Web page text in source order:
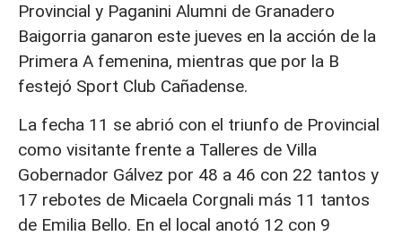
Provincial y Paganini Alumni de Granadero
Baigorria ganaron este jueves en la acción de la
Primera A femenina, mientras que por la B
festejó Sport Club Cañadense.
La fecha 11 se abrió con el triunfo de Provincial
como visitante frente a Talleres de Villa
Gobernador Gálvez por 48 a 46 con 22 tantos y
17 rebotes de Micaela Corgnali más 11 tantos
de Emilia Bello. En el local anotó 12 con 9